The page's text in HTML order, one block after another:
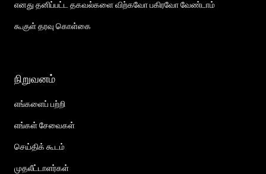
எனது தனிப்பட்ட தகவல்களை விற்கவோ பகிரவோ வேண்டாம்
கூகுள் தரவு கொள்கை
நிறுவனம்
எங்களைப் பற்றி
எங்கள் சேவைகள்
செய்திக் கூடம்
முதலீட்டாளர்கள்